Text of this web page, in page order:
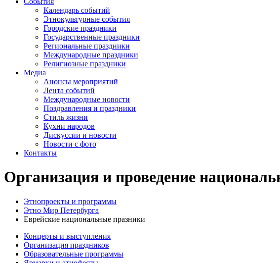
Календарь событий
Этнокультурные события
Городские праздники
Государственные праздники
Региональные праздники
Международные праздники
Религиозные праздники
Медиа
Анонсы мероприятий
Лента событий
Международные новости
Поздравления и праздники
Cтиль жизни
Кухни народов
Дискуссии и новости
Новости с фото
Контакты
Организация и проведение
Этнопроекты и программы
Этно Мир Петербурга
Еврейские национальные празники
Концерты и выступления
Организация праздников
Образовательные программы